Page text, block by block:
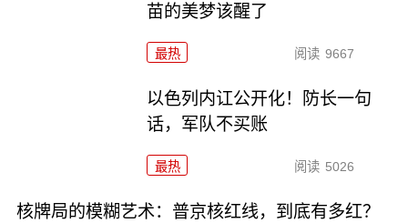
苗的美梦该醒了
最热 阅读 9667
以色列内讧公开化！防长一句
话，军队不买账
最热 阅读 5026
核牌局的模糊艺术：普京核红线，到底有多红？